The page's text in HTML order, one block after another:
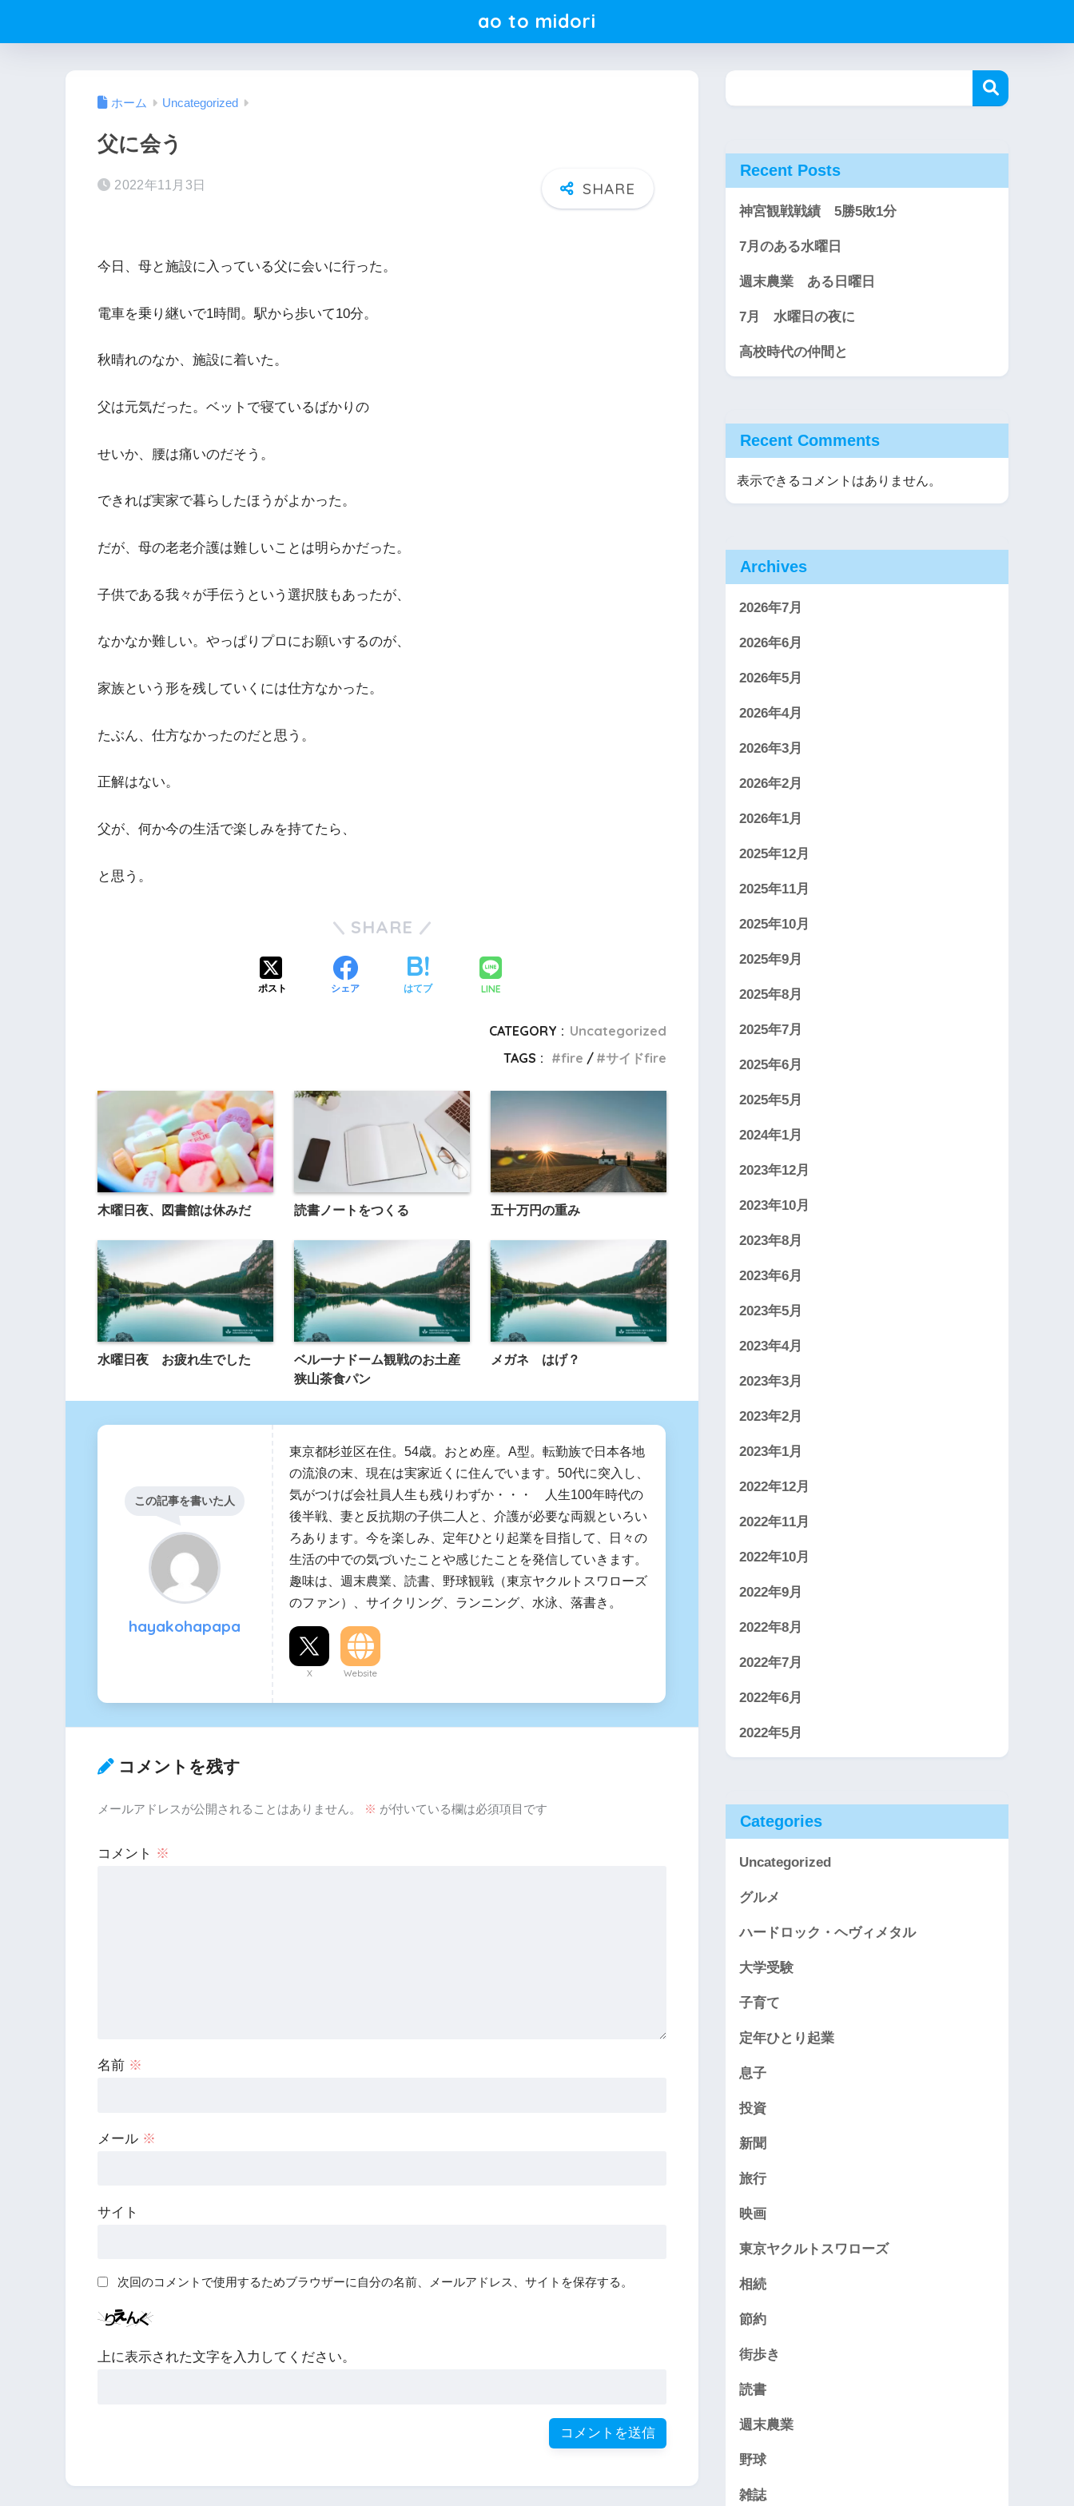
ao to midori
ホーム Uncategorized
父に会う
2022年11月3日
今日、母と施設に入っている父に会いに行った。
電車を乗り継いで1時間。駅から歩いて10分。
秋晴れのなか、施設に着いた。
父は元気だった。ベットで寝ているばかりの
せいか、腰は痛いのだそう。
できれば実家で暮らしたほうがよかった。
だが、母の老老介護は難しいことは明らかだった。
子供である我々が手伝うという選択肢もあったが、
なかなか難しい。やっぱりプロにお願いするのが、
家族という形を残していくには仕方なかった。
たぶん、仕方なかったのだと思う。
正解はない。
父が、何か今の生活で楽しみを持てたら、
と思う。
SHARE
ポスト シェア はてブ LINE
CATEGORY : Uncategorized
TAGS :
fire サイドfire
木曜日夜、図書館は休みだ 読書ノートをつくる 五十万円の重み
水曜日夜 お疲れ生でした
ベルーナドーム観戦のお土産
狭山茶食パン
メガネ はげ？
この記事を書いた人
hayakohapapa
東京都杉並区在住。54歳。おとめ座。A型。転勤族で日本各地
の流浪の末、現在は実家近くに住んでいます。50代に突入し、
気がつけば会社員人生も残りわずか・・・ 人生100年時代の
後半戦、妻と反抗期の子供二人と、介護が必要な両親といろい
ろあります。今を楽しみ、定年ひとり起業を目指して、日々の
生活の中での気づいたことや感じたことを発信していきます。
趣味は、週末農業、読書、野球観戦（東京ヤクルトスワローズ
のファン）、サイクリング、ランニング、水泳、落書き。
X Website
コメントを残す
メールアドレスが公開されることはありません。 ※ が付いている欄は必須項目です
コメント ※
名前 ※
メール ※
サイト
次回のコメントで使用するためブラウザーに自分の名前、メールアドレス、サイトを保存する。
上に表示された文字を入力してください。
Recent Posts
神宮観戦戦績 5勝5敗1分
7月のある水曜日
週末農業 ある日曜日
7月 水曜日の夜に
高校時代の仲間と
Recent Comments
表示できるコメントはありません。
Archives
2026年7月
2026年6月
2026年5月
2026年4月
2026年3月
2026年2月
2026年1月
2025年12月
2025年11月
2025年10月
2025年9月
2025年8月
2025年7月
2025年6月
2025年5月
2024年1月
2023年12月
2023年10月
2023年8月
2023年6月
2023年5月
2023年4月
2023年3月
2023年2月
2023年1月
2022年12月
2022年11月
2022年10月
2022年9月
2022年8月
2022年7月
2022年6月
2022年5月
Categories
Uncategorized
グルメ
ハードロック・ヘヴィメタル
大学受験
子育て
定年ひとり起業
息子
投資
新聞
旅行
映画
東京ヤクルトスワローズ
相続
節約
街歩き
読書
週末農業
野球
雑誌